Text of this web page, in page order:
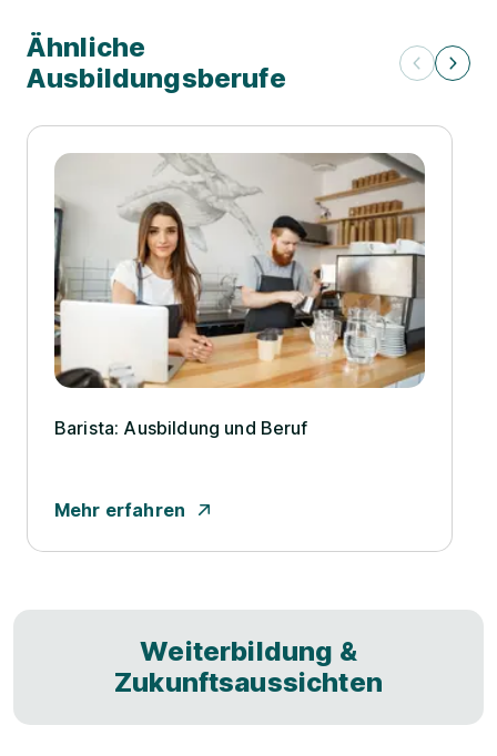
Ähnliche
Ausbildungsberufe
Barista: Ausbildung und Beruf
Mehr erfahren
Weiterbildung &
Zukunftsaussichten